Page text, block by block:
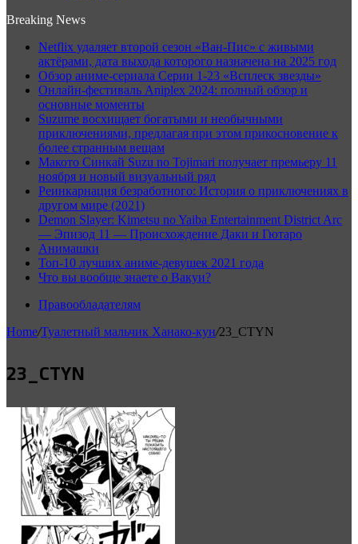
Breaking News
Netflix удаляет второй сезон «Ван-Пис» с живыми
актёрами, дата выхода которого назначена на 2025 год
Обзор аниме-сериала Серии 1-23 «Всплеск звезды»
Онлайн-фестиваль Aniplex 2024: полный обзор и
основные моменты
Suzume восхищает богатыми и необычными
приключениями, предлагая при этом прикосновение к
более странным вещам
Макото Синкай Suzu no Tojimari получает премьеру 11
ноября и новый визуальный ряд
Реинкарнация безработного: История о приключениях в
другом мире (2021)
Demon Slayer: Kimetsu no Yaiba Entertainment District Arc
— Эпизод 11 — Происхождение Даки и Гютаро
Анимашки
Топ-10 лучших аниме-девушек 2021 года
Что вы вообще знаете о Вакуи?
Правообладателям
Home/Туалетный мальчик Ханако-кун/23_CTYN
23_CTYN